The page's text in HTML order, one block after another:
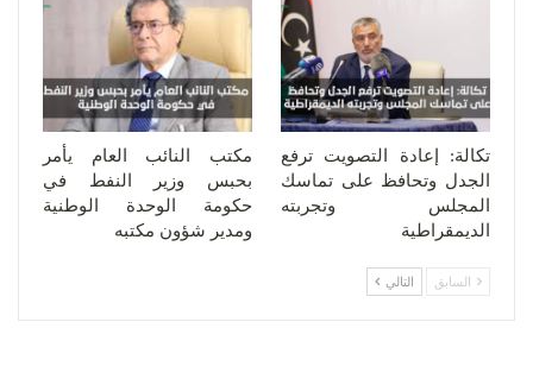
تكالة: إعادة التصويت ترفع
الجدل وتحافظ على تماسك
المجلس وتجربته
الديمقراطية
مكتب النائب العام يأمر
بحبس وزير النفط في
حكومة الوحدة الوطنية
ومدير شؤون مكتبه
السابق التالي